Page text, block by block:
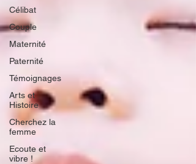
Célibat
Couple
Maternité
Paternité
Témoignages
Arts et
Histoire
Cherchez la
femme
Ecoute et
vibre !